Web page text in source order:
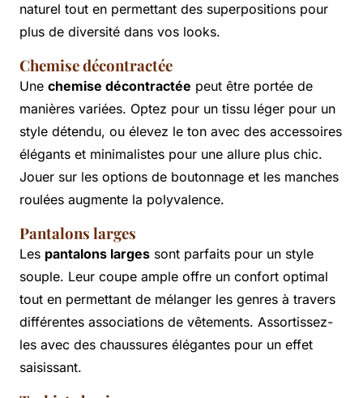
naturel tout en permettant des superpositions pour
plus de diversité dans vos looks.
Chemise décontractée
Une chemise décontractée peut être portée de
manières variées. Optez pour un tissu léger pour un
style détendu, ou élevez le ton avec des accessoires
élégants et minimalistes pour une allure plus chic.
Jouer sur les options de boutonnage et les manches
roulées augmente la polyvalence.
Pantalons larges
Les pantalons larges sont parfaits pour un style
souple. Leur coupe ample offre un confort optimal
tout en permettant de mélanger les genres à travers
différentes associations de vêtements. Assortissez-
les avec des chaussures élégantes pour un effet
saisissant.